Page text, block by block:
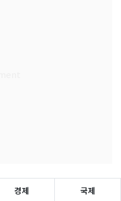
경제 국제